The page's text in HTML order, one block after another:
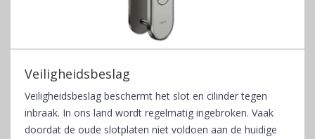
Veiligheidsbeslag
Veiligheidsbeslag beschermt het slot en cilinder tegen
inbraak. In ons land wordt regelmatig ingebroken. Vaak
doordat de oude slotplaten niet voldoen aan de huidige